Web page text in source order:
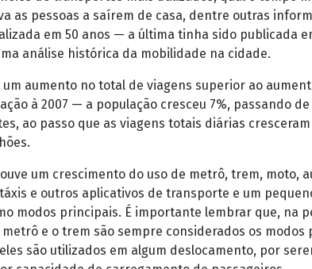
as pessoas a saírem de casa, dentre outras
em 50 anos — a última tinha sido publicada
análise histórica da mobilidade na cidade.
aumento no total de viagens superior ao
à 2007 — a população cresceu 7%, passando de
ao passo que as viagens totais diárias
um crescimento do uso de metrô, trem, moto,
e outros aplicativos de transporte e um
modos principais. É importante lembrar que, na
e o trem são sempre considerados os modos
são utilizados em algum deslocamento, por